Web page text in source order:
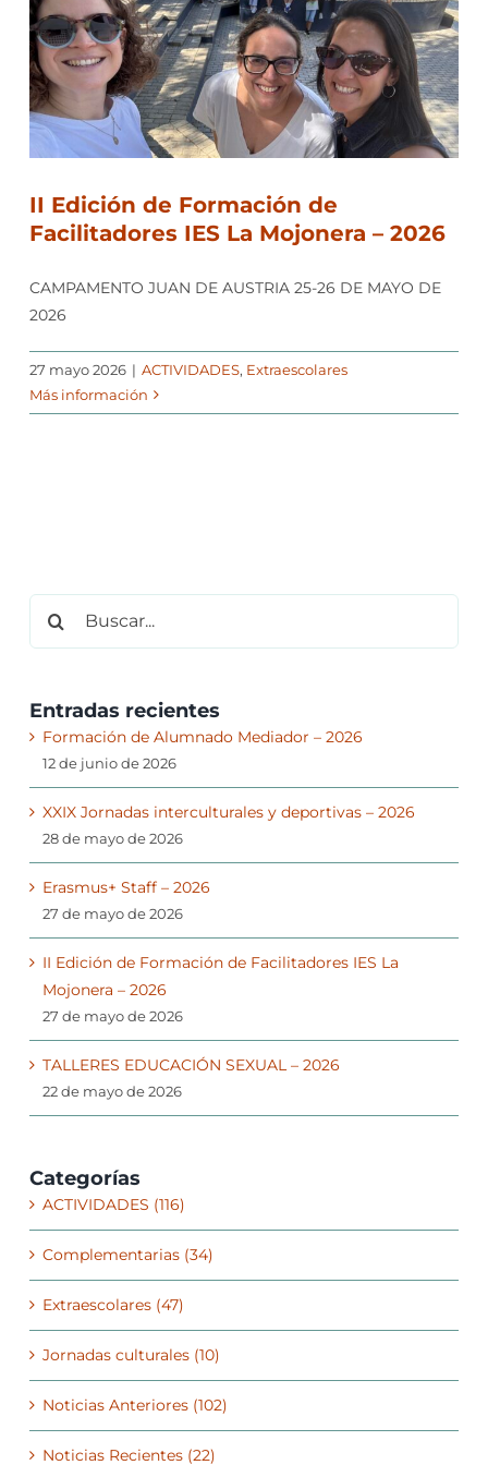
II Edición de Formación de
Facilitadores IES La Mojonera – 2026
CAMPAMENTO JUAN DE AUSTRIA 25-26 DE MAYO DE
2026
27 mayo 2026 | ACTIVIDADES, Extraescolares
Más información
Entradas recientes
Formación de Alumnado Mediador – 2026
12 de junio de 2026
XXIX Jornadas interculturales y deportivas – 2026
28 de mayo de 2026
Erasmus+ Staff – 2026
27 de mayo de 2026
II Edición de Formación de Facilitadores IES La
Mojonera – 2026
27 de mayo de 2026
TALLERES EDUCACIÓN SEXUAL – 2026
22 de mayo de 2026
Categorías
ACTIVIDADES (116)
Complementarias (34)
Extraescolares (47)
Jornadas culturales (10)
Noticias Anteriores (102)
Noticias Recientes (22)